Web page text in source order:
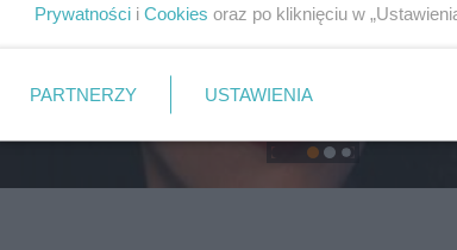
Prywatności i Cookies oraz po kliknięciu w
PARTNERZY USTAWIENIA